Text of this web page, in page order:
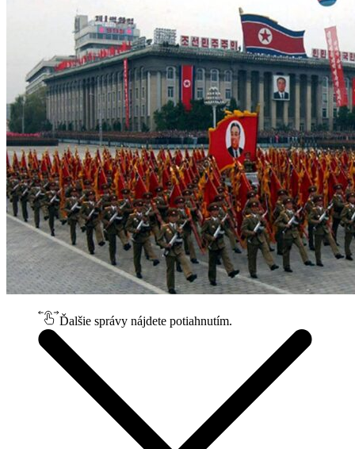
Ďalšie správy nájdete potiahnutím.